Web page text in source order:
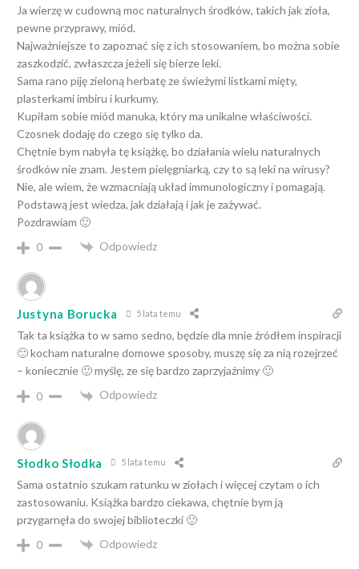
Ja wierzę w cudowną moc naturalnych środków, takich jak zioła,
pewne przyprawy, miód.
Najważniejsze to zapoznać się z ich stosowaniem, bo można sobie
zaszkodzić, zwłaszcza jeżeli się bierze leki.
Sama rano piję zieloną herbatę ze świeżymi listkami mięty,
plasterkami imbiru i kurkumy.
Kupiłam sobie miód manuka, który ma unikalne właściwości.
Czosnek dodaję do czego się tylko da.
Chętnie bym nabyła tę książkę, bo działania wielu naturalnych
środków nie znam. Jestem pielęgniarką, czy to są leki na wirusy?
Nie, ale wiem, że wzmacniają układ immunologiczny i pomagają.
Podstawą jest wiedza, jak działają i jak je zażywać.
Pozdrawiam 🙂
0
Odpowiedz
Justyna Borucka 5 lata temu
Tak ta książka to w samo sedno, będzie dla mnie źródłem inspiracji
🙂 kocham naturalne domowe sposoby, muszę się za nią rozejrzeć
– koniecznie 🙂 myślę, ze się bardzo zaprzyjaźnimy 🙂
0
Odpowiedz
Słodko Słodka 5 lata temu
Sama ostatnio szukam ratunku w ziołach i więcej czytam o ich
zastosowaniu. Książka bardzo ciekawa, chętnie bym ją
przygarnęła do swojej biblioteczki 🙂
0
Odpowiedz